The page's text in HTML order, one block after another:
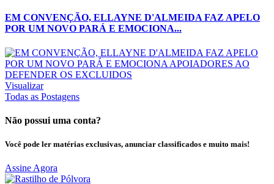
EM CONVENÇÃO, ELLAYNE D'ALMEIDA FAZ APELO
POR UM NOVO PARÁ E EMOCIONA...
Visualizar
Todas as Postagens
Não possui uma conta?
Você pode ler matérias exclusivas, anunciar classificados e muito mais!
Assine Agora